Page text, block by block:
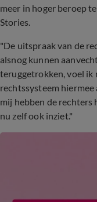
meer in hoger beroep
Stories.
"De uitspraak van de
alsnog kunnen
teruggetrokken, voel ik
rechtssysteem
mij hebben de rechters
nu zelf ook inziet."